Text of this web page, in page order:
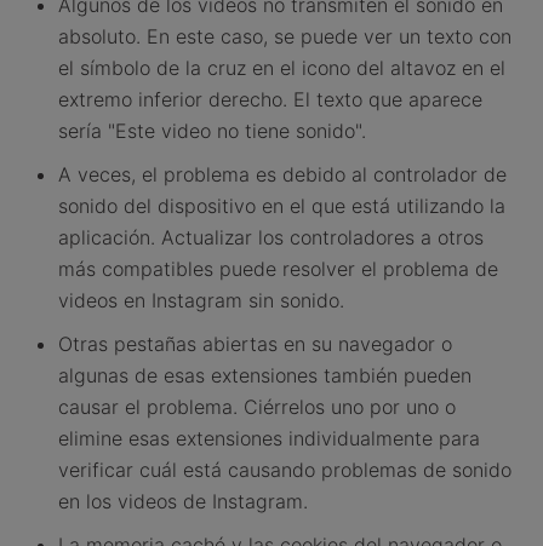
Algunos de los videos no transmiten el sonido en
absoluto. En este caso, se puede ver un texto con
el símbolo de la cruz en el icono del altavoz en el
extremo inferior derecho. El texto que aparece
sería "Este video no tiene sonido".
A veces, el problema es debido al controlador de
sonido del dispositivo en el que está utilizando la
aplicación. Actualizar los controladores a otros
más compatibles puede resolver el problema de
videos en Instagram sin sonido.
Otras pestañas abiertas en su navegador o
algunas de esas extensiones también pueden
causar el problema. Ciérrelos uno por uno o
elimine esas extensiones individualmente para
verificar cuál está causando problemas de sonido
en los videos de Instagram.